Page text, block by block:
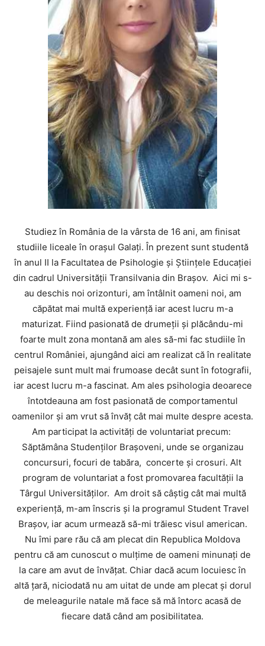
Studiez în România de la vârsta de 16 ani, am finisat
studiile liceale în oraşul Galaţi. În prezent sunt studentă
în anul II la Facultatea de Psihologie şi Ştiinţele Educaţiei
din cadrul Universităţii Transilvania din Braşov. Aici mi s-
au deschis noi orizonturi, am întâlnit oameni noi, am
căpătat mai multă experienţă iar acest lucru m-a
maturizat. Fiind pasionată de drumeţii şi plăcându-mi
foarte mult zona montană am ales să-mi fac studiile în
centrul României, ajungând aici am realizat că în realitate
peisajele sunt mult mai frumoase decât sunt în fotografii,
iar acest lucru m-a fascinat. Am ales psihologia deoarece
întotdeauna am fost pasionată de comportamentul
oamenilor şi am vrut să învăţ cât mai multe despre acesta.
Am participat la activităţi de voluntariat precum:
Săptămâna Studenţilor Braşoveni, unde se organizau
concursuri, focuri de tabăra, concerte şi crosuri. Alt
program de voluntariat a fost promovarea facultăţii la
Târgul Universităţilor. Am droit să câştig cât mai multă
experienţă, m-am înscris şi la programul Student Travel
Braşov, iar acum urmează să-mi trăiesc visul american.
Nu îmi pare rău că am plecat din Republica Moldova
pentru că am cunoscut o mulţime de oameni minunaţi de
la care am avut de învăţat. Chiar dacă acum locuiesc în
altă ţară, niciodată nu am uitat de unde am plecat şi dorul
de meleagurile natale mă face să mă întorc acasă de
fiecare dată când am posibilitatea.